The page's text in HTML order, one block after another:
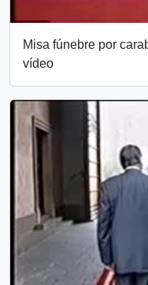
Misa fúnebre por
vídeo